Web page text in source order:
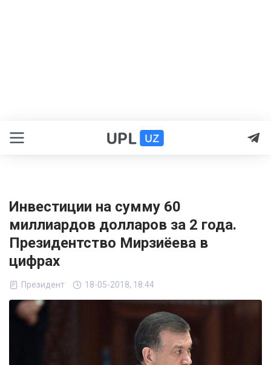
Инвестиции на сумму 60
миллиардов долларов за 2 года.
Президентство Мирзиёева в
цифрах
Президент 18-05-2018, 18:44